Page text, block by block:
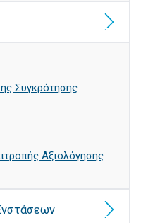
Συγκρότησης
Αξιολόγησης